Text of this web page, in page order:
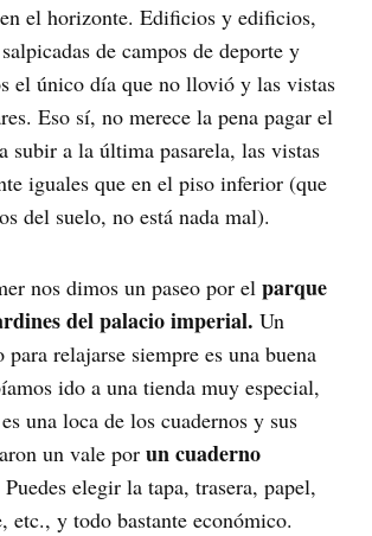
el horizonte. Edificios y edificios,
de campos de deporte y
el único día que no llovió y las vistas
Eso sí, no merece la pena pagar el
subir a la última pasarela, las vistas
iguales que en el piso inferior (que
del suelo, no está nada mal).
nos dimos un paseo por el parque
del palacio imperial.Un
para relajarse siempre es una buena
ido a una tienda muy especial,
una loca de los cuadernos y sus
un vale porun cuaderno
Puedes elegir la tapa, trasera, papel,
etc., y todo bastante económico.